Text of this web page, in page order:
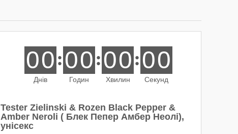
00
Днів
00
Годин
00
Хвилин
00
Секунд
Tester Zielinski & Rozen Black Pepper &
Amber Neroli ( Блек Пепер Амбер Неолі),
унісекс